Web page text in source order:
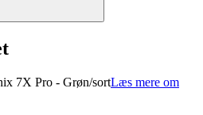
7X Pro - Grøn/sortLæs mere om